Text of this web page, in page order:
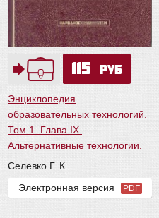
115 руб
Энциклопедия
образовательных технологий.
Том 1. Глава IX.
Альтернативные технологии.
Селевко Г. К.
Электронная версия
PDF